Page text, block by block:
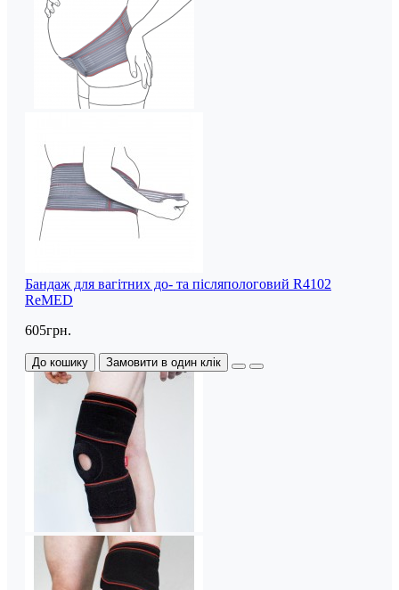
Бандаж для вагітних до- та післяпологовий R4102
ReMED
605грн.
До кошику Замовити в один клік